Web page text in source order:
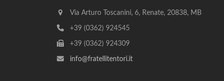
Via Arturo Toscanini, 6, Renate, 20838, MB
+39 (0362) 924545
+39 (0362) 924309
info@fratellitentori.it